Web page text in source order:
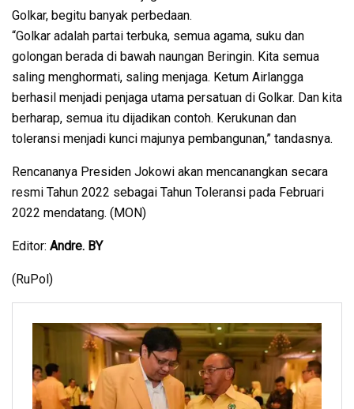
Golkar, begitu banyak perbedaan.
“Golkar adalah partai terbuka, semua agama, suku dan
golongan berada di bawah naungan Beringin. Kita semua
saling menghormati, saling menjaga. Ketum Airlangga
berhasil menjadi penjaga utama persatuan di Golkar. Dan kita
berharap, semua itu dijadikan contoh. Kerukunan dan
toleransi menjadi kunci majunya pembangunan,” tandasnya.
Rencananya Presiden Jokowi akan mencanangkan secara
resmi Tahun 2022 sebagai Tahun Toleransi pada Februari
2022 mendatang. (MON)
Editor: Andre. BY
(RuPol)